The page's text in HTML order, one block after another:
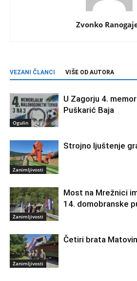
Zvonko
VEZANI ČLANCI VIŠE OD AUTORA
Ogulin
U Zagorju 4.
Puškarić Baja
Zanimljivosti
Strojno ljuštenje
Zanimljivosti
Most na Mrežnici
14. domobranske
Zanimljivosti
Četiri brata